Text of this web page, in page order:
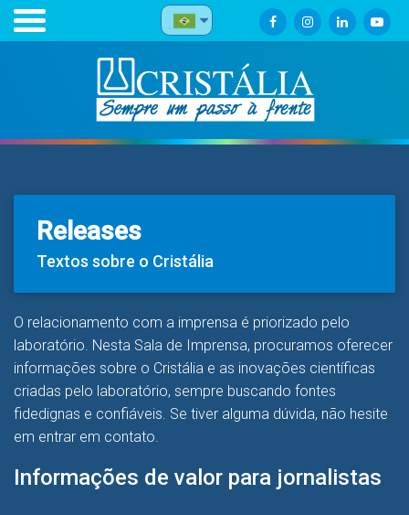
Releases
Textos sobre o Cristália
O relacionamento com a imprensa é priorizado pelo
laboratório. Nesta Sala de Imprensa, procuramos oferecer
informações sobre o Cristália e as inovações científicas
criadas pelo laboratório, sempre buscando fontes
fidedignas e confiáveis. Se tiver alguma dúvida, não hesite
em entrar em contato.
Informações de valor para jornalistas